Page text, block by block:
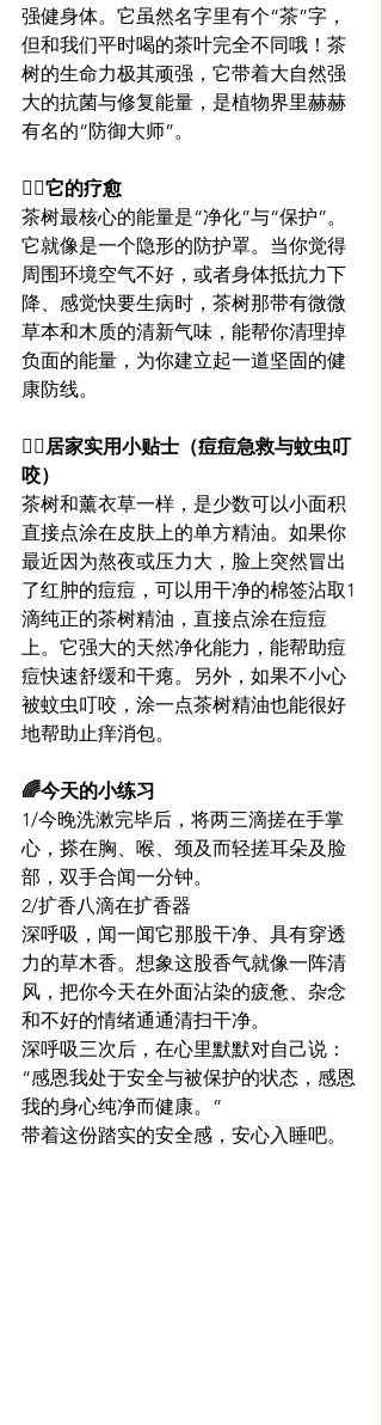
强健身体。它虽然名字里有个“茶”字，
但和我们平时喝的茶叶完全不同哦！茶
树的生命力极其顽强，它带着大自然强
大的抗菌与修复能量，是植物界里赫赫
有名的“防御大师”。
🧚‍♀️它的疗愈
茶树最核心的能量是“净化”与“保护”。
它就像是一个隐形的防护罩。当你觉得
周围环境空气不好，或者身体抵抗力下
降、感觉快要生病时，茶树那带有微微
草本和木质的清新气味，能帮你清理掉
负面的能量，为你建立起一道坚固的健
康防线。
🧚‍♀️居家实用小贴士（痘痘急救与蚊虫叮
咬）
茶树和薰衣草一样，是少数可以小面积
直接点涂在皮肤上的单方精油。如果你
最近因为熬夜或压力大，脸上突然冒出
了红肿的痘痘，可以用干净的棉签沾取1
滴纯正的茶树精油，直接点涂在痘痘
上。它强大的天然净化能力，能帮助痘
痘快速舒缓和干瘪。另外，如果不小心
被蚊虫叮咬，涂一点茶树精油也能很好
地帮助止痒消包。
🌈今天的小练习
1/今晚洗漱完毕后，将两三滴搓在手掌
心，搽在胸、喉、颈及而轻搓耳朵及脸
部，双手合闻一分钟。
2/扩香八滴在扩香器
深呼吸，闻一闻它那股干净、具有穿透
力的草木香。想象这股香气就像一阵清
风，把你今天在外面沾染的疲惫、杂念
和不好的情绪通通清扫干净。
深呼吸三次后，在心里默默对自己说：
“感恩我处于安全与被保护的状态，感恩
我的身心纯净而健康。”
带着这份踏实的安全感，安心入睡吧。